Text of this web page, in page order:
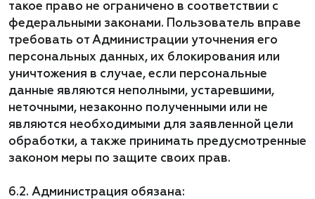
такое право не ограничено в соответствии с
федеральными законами. Пользователь вправе
требовать от Администрации уточнения его
персональных данных, их блокирования или
уничтожения в случае, если персональные
данные являются неполными, устаревшими,
неточными, незаконно полученными или не
являются необходимыми для заявленной цели
обработки, а также принимать предусмотренные
законом меры по защите своих прав.
6.2. Администрация обязана: